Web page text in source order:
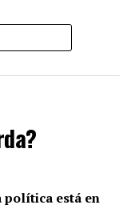
política está en